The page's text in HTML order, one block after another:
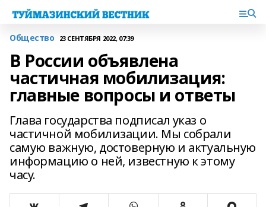
Общество 23 СЕНТЯБРЯ 2022, 07:39
В России объявлена
частичная мобилизация:
главные вопросы и ответы
Глава государства подписал указ о
частичной мобилизации. Мы собрали
самую важную, достоверную и актуальную
информацию о ней, известную к этому
часу.